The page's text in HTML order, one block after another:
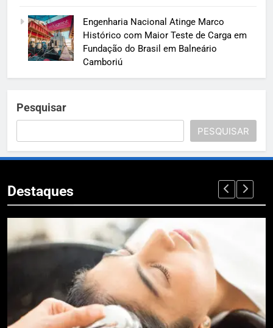
Engenharia Nacional Atinge Marco
Histórico com Maior Teste de Carga em
Fundação do Brasil em Balneário
Camboriú
Pesquisar
PESQUISAR
Destaques